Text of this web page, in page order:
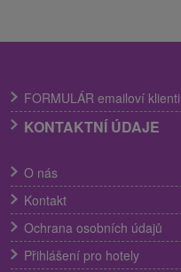
FORMULÁR emailoví klienti
KONTAKTNÍ ÚDAJE
O nás
Kontakt
Ochrana osobních údajů
Přihlášení pro hotely